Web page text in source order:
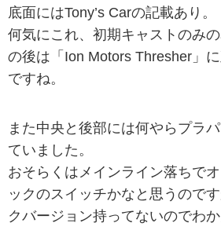
底面にはTony’s Carの記載あり。
何気にこれ、初期キャストのみ
の後は「Ion Motors Thresher」
ですね。
また中央と後部には何やらプラ
ていました。
おそらくはメインライン落ちで
ックのスイッチかなと思うので
クバージョン持ってないのでわか